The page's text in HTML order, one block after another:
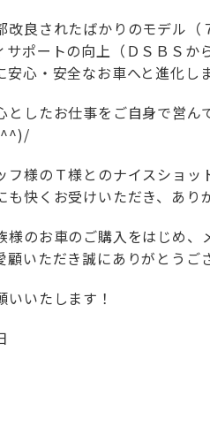
改良されたばかりのモデル
ポートの向上（ＤＳＢＳか
心・安全なお車へと進化し
としたお仕事をご自身で営ん
様のＴ様とのナイスショッ
も快くお受けいただき、あ
様のお車のご購入をはじめ
顧いただき誠にありがとう
いたします！